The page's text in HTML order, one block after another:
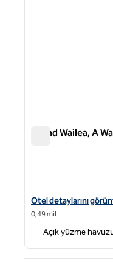
Grand Wailea, A
Grand Wailea,
Otel detaylarını
0,49 mil
Açık yüzme